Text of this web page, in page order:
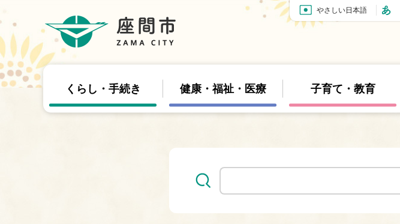
やさしい日本語
くらし・手続き 健康・福祉・医療 子育て・教育